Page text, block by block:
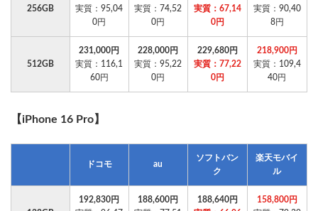
256GB
実質：95,04
0円
実質：74,52
0円
実質：67,14
0円
実質：90,40
8円
512GB
231,000円
実質：116,1
60円
228,000円
実質：95,22
0円
229,680円
実質：77,22
0円
218,900円
実質：109,4
40円
【iPhone 16 Pro】
ドコモ au
ソフトバン
ク
楽天モバイ
ル
192,830円
188,600円
188,640円
158,800円